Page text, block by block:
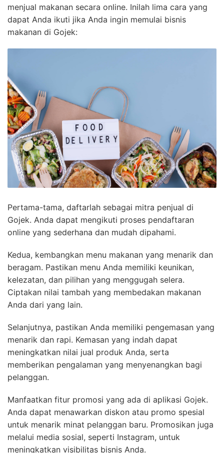
menjual makanan secara online. Inilah lima cara yang
dapat Anda ikuti jika Anda ingin memulai bisnis
makanan di Gojek:
Pertama-tama, daftarlah sebagai mitra penjual di
Gojek. Anda dapat mengikuti proses pendaftaran
online yang sederhana dan mudah dipahami.
Kedua, kembangkan menu makanan yang menarik dan
beragam. Pastikan menu Anda memiliki keunikan,
kelezatan, dan pilihan yang menggugah selera.
Ciptakan nilai tambah yang membedakan makanan
Anda dari yang lain.
Selanjutnya, pastikan Anda memiliki pengemasan yang
menarik dan rapi. Kemasan yang indah dapat
meningkatkan nilai jual produk Anda, serta
memberikan pengalaman yang menyenangkan bagi
pelanggan.
Manfaatkan fitur promosi yang ada di aplikasi Gojek.
Anda dapat menawarkan diskon atau promo spesial
untuk menarik minat pelanggan baru. Promosikan juga
melalui media sosial, seperti Instagram, untuk
meningkatkan visibilitas bisnis Anda.